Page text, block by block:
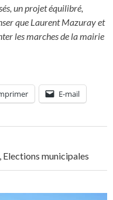
un projet équilibré,
que Laurent Mazuray et
les marches de la mairie
E-mail
, Elections municipales